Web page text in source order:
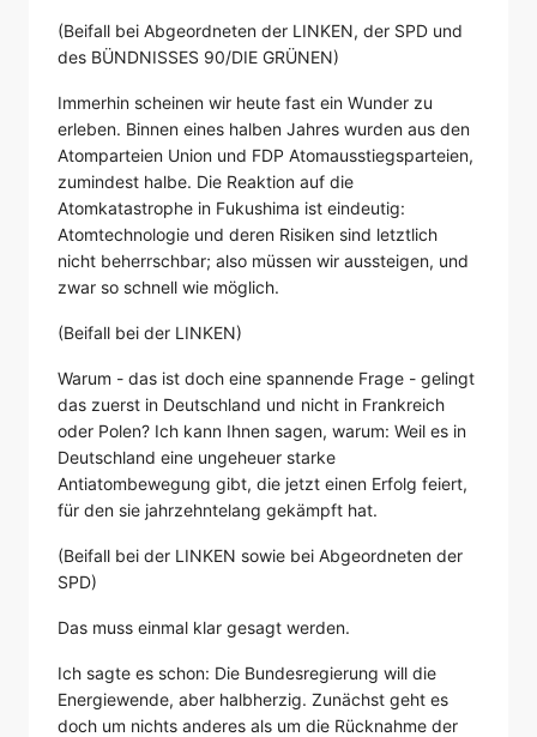
(Beifall bei Abgeordneten der LINKEN, der SPD und
des BÜNDNISSES 90/DIE GRÜNEN)
Immerhin scheinen wir heute fast ein Wunder zu
erleben. Binnen eines halben Jahres wurden aus den
Atomparteien Union und FDP Atomausstiegsparteien,
zumindest halbe. Die Reaktion auf die
Atomkatastrophe in Fukushima ist eindeutig:
Atomtechnologie und deren Risiken sind letztlich
nicht beherrschbar; also müssen wir aussteigen, und
zwar so schnell wie möglich.
(Beifall bei der LINKEN)
Warum - das ist doch eine spannende Frage - gelingt
das zuerst in Deutschland und nicht in Frankreich
oder Polen? Ich kann Ihnen sagen, warum: Weil es in
Deutschland eine ungeheuer starke
Antiatombewegung gibt, die jetzt einen Erfolg feiert,
für den sie jahrzehntelang gekämpft hat.
(Beifall bei der LINKEN sowie bei Abgeordneten der
SPD)
Das muss einmal klar gesagt werden.
Ich sagte es schon: Die Bundesregierung will die
Energiewende, aber halbherzig. Zunächst geht es
doch um nichts anderes als um die Rücknahme der